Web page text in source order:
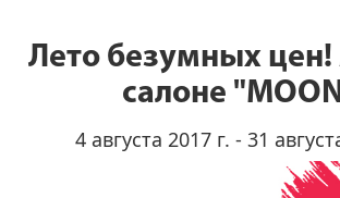
Лето безумных
салоне
4 августа 2017 г. - 31